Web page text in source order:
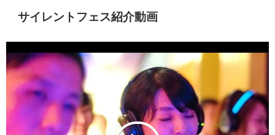
サイレントフェス紹介動画